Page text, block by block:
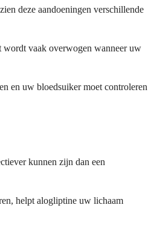
deze aandoeningen verschillende
wordt vaak overwogen wanneer uw
en uw bloedsuiker moet controleren
kunnen zijn dan een
helpt alogliptine uw lichaam